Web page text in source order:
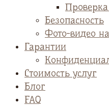
Безопасность
Фото-видео
Гарантии
Стоимость услуг
Блог
FAQ